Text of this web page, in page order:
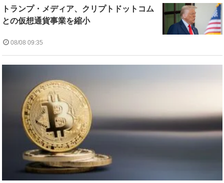
トランプ・メディア、クリプトドットコム
との仮想通貨事業を縮小
08/08 09:35